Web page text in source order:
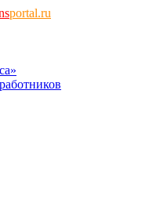
portal.ru